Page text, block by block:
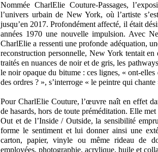
Nommée CharlElie Couture-Passages,
l’univers urbain de New York, où l’artiste
jusqu’en 2017. Profondément affecté, il était
années 1970 une nouvelle impulsion. Avec
CharlElie a ressenti une profonde adéquation,
reconstruction personnelle, New York tentait
traités en nuances de noir et de gris, les
le noir opaque du bitume : ces lignes, « ont-
des ordres ? », s’interroge « le peintre qui chante
Pour CharlElie Couture, l’œuvre naît en effet
de hasards, hors de toute préméditation. Elle
Out et de l’Inside / Outside, la sensibilité
forme le sentiment et lui donner ainsi une
carton, papier, vinyle ou même rideau de
employées, photographie, acrylique, huile et